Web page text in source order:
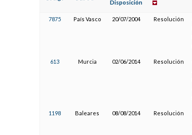
Disposición
7875 País Vasco 20/07/2004 Resolución
613 Murcia 02/06/2014 Resolución
1198 Baleares 08/08/2014 Resolución